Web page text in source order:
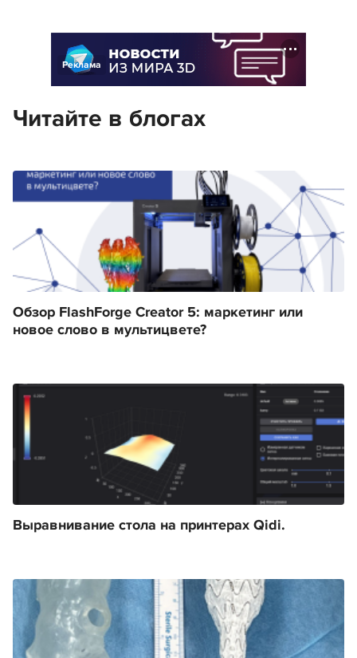
Реклама
Читайте в блогах
Обзор FlashForge Creator 5: маркетинг или
новое слово в мультицвете?
Выравнивание стола на принтерах Qidi.